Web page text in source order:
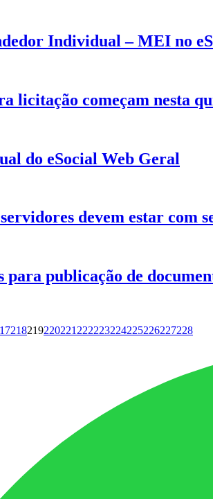
Individual – MEI no
licitação começam nesta
do eSocial Web Geral
devem estar com
publicação de
218219220221 222223224225226227228